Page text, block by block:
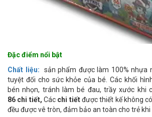
Đặc điểm nổi bật
Chất liệu:
sản phẩm được làm 100% nhựa
tuyệt đối cho sức khỏe của bé. Các khối
bén nhọn, tránh làm bé đau, trầy xước khi
86 chi tiết, Các chi tiếtđược thiết kế không
đều được vê tròn, đảm bảo an toàn cho trẻ khi